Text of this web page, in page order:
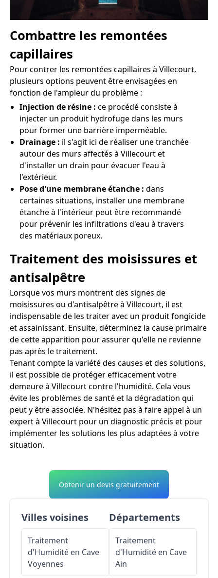
Combattre les remontées
capillaires
Pour contrer les remontées capillaires à Villecourt,
plusieurs options peuvent être envisagées en
fonction de l'ampleur du problème :
Injection de résine : ce procédé consiste à
injecter un produit hydrofuge dans les murs
pour former une barrière imperméable.
Drainage : il s'agit ici de réaliser une tranchée
autour des murs affectés à Villecourt et
d'installer un drain pour évacuer l'eau à
l'extérieur.
Pose d'une membrane étanche : dans
certaines situations, installer une membrane
étanche à l'intérieur peut être recommandé
pour prévenir les infiltrations d'eau à travers
des matériaux poreux.
Traitement des moisissures et
antisalpêtre
Lorsque vos murs montrent des signes de
moisissures ou d'antisalpêtre à Villecourt, il est
indispensable de les traiter avec un produit fongicide
et assainissant. Ensuite, déterminez la cause primaire
de cette apparition pour assurer qu'elle ne revienne
pas après le traitement.
Tenant compte la variété des causes et des solutions,
il est possible de protéger efficacement votre
demeure à Villecourt contre l'humidité. Cela vous
évite les problèmes de santé et la dégradation qui
peut y être associée. N'hésitez pas à faire appel à un
expert à Villecourt pour un diagnostic précis et pour
implémenter les solutions les plus adaptées à votre
situation.
Obtenir un devis gratuitement
Villes voisines
Traitement
d'Humidité en Cave
Voyennes
Départements
Traitement
d'Humidité en Cave
Ain